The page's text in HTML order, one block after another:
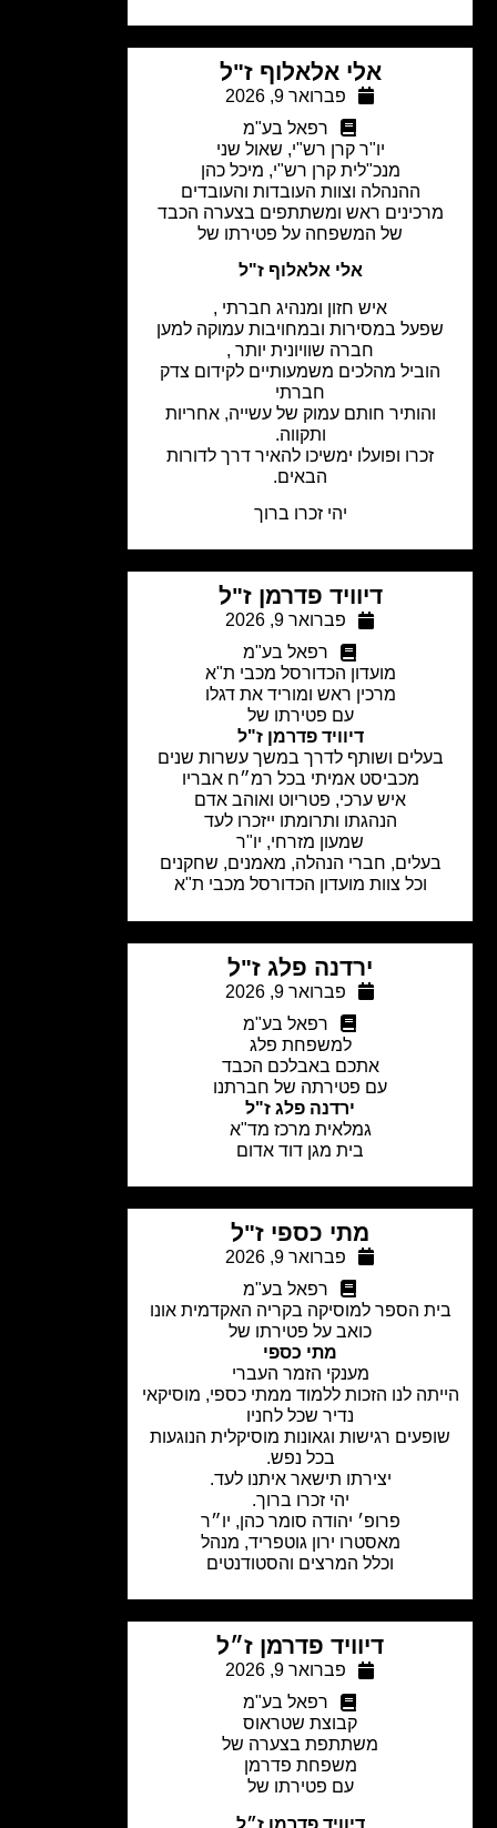
אלי אלאלוף ז"ל
פברואר 9, 2026
רפאל בע"מ
יו"ר קרן רש"י, שאול שני
מנכ"לית קרן רש"י, מיכל כהן
ההנהלה וצוות העובדות והעובדים
ראש ומשתתפים בצערה הכבד
של המשפחה על פטירתו של
אלי אלאלוף ז"ל
איש חזון ומנהיג חברתי ,
במסירות ובמחויבות עמוקה למען
חברה שוויונית יותר ,
מהלכים משמעותיים לקידום צדק
והותיר חותם עמוק של עשייה, אחריות
זכרו ופועלו ימשיכו להאיר דרך לדורות
יהי זכרו ברוך
דיוויד פדרמן ז"ל
פברואר 9, 2026
רפאל בע"מ
מועדון הכדורסל מכבי ת"א
מרכין ראש ומוריד את דגלו
עם פטירתו של
דיוויד פדרמן ז"ל
ושותף לדרך במשך עשרות שנים
מכביסט אמיתי בכל רמ״ח אבריו
איש ערכי, פטריוט ואוהב אדם
הנהגתו ותרומתו ייזכרו לעד
שמעון מזרחי, יו"ר
חברי הנהלה, מאמנים, שחקנים
וכל צוות מועדון הכדורסל מכבי ת"א
ירדנה פלג ז"ל
פברואר 9, 2026
רפאל בע"מ
למשפחת פלג
אתכם באבלכם הכבד
עם פטירתה של חברתנו
ירדנה פלג ז"ל
גמלאית מרכז מד"א
בית מגן דוד אדום
מתי כספי ז"ל
פברואר 9, 2026
רפאל בע"מ
הספר למוסיקה בקריה האקדמית אונו
כואב על פטירתו של
מתי כספי
מענקי הזמר העברי
לנו הזכות ללמוד ממתי כספי, מוסיקאי
נדיר שכל לחניו
רגישות וגאונות מוסיקלית הנוגעות
בכל נפש.
יצירתו תישאר איתנו לעד.
יהי זכרו ברוך.
פרופ׳ יהודה סומר כהן, יו״ר
מאסטרו ירון גוטפריד, מנהל
וכלל המרצים והסטודנטים
דיוויד פדרמן ז״ל
פברואר 9, 2026
רפאל בע"מ
קבוצת שטראוס
משתתפת בצערה של
משפחת פדרמן
עם פטירתו של
דיוויד פדרמן ז״ל